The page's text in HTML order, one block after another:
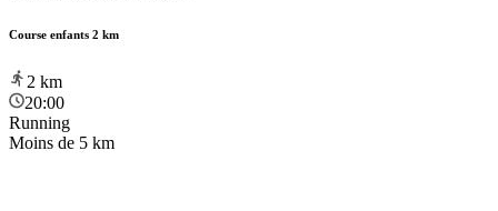
Course enfants 2 km
2 km
20:00
Running
Moins de 5 km